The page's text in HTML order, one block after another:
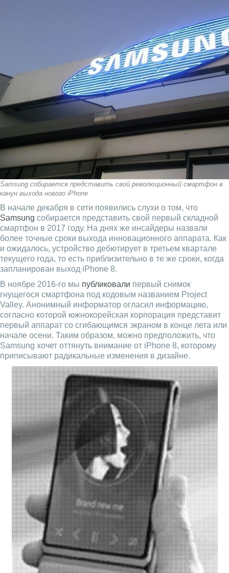
Samsung собирается представить свой революционный смартфон в
канун выхода нового iPhone
В начале декабря в сети появились слухи о том, что
Samsung собирается представить свой первый складной
смартфон в 2017 году. На днях же инсайдеры назвали
более точные сроки выхода инновационного аппарата. Как
и ожидалось, устройство дебютирует в третьем квартале
текущего года, то есть приблизительно в те же сроки, когда
запланирован выход iPhone 8.
В ноябре 2016-го мы публиковали первый снимок
гнущегося смартфона под кодовым названием Project
Valley. Анонимный информатор огласил информацию,
согласно которой южнокорейская корпорация представит
первый аппарат со сгибающимся экраном в конце лета или
начале осени. Таким образом, можно предположить, что
Samsung хочет оттянуть внимание от iPhone 8, которому
приписывают радикальные изменения в дизайне.